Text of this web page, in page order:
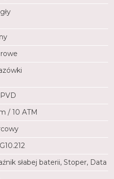
/ 10 ATM
słabej baterii, Stoper, Data